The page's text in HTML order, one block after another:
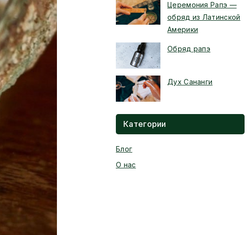
Церемония Рапэ —
обряд из Латинской
Америки
Обряд рапэ
Дух Сананги
Категории
Блог
О нас